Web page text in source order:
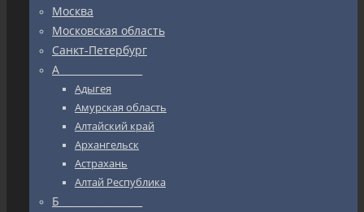
Москва
Московская область
Санкт-Петербург
А_________________
Адыгея
Амурская область
Алтайский край
Архангельск
Астрахань
Алтай Республика
Б_________________